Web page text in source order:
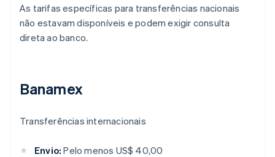
As tarifas específicas para transferências nacionais
não estavam disponíveis e podem exigir consulta
direta ao banco.
Banamex
Transferências internacionais
Envio: Pelo menos US$ 40,00